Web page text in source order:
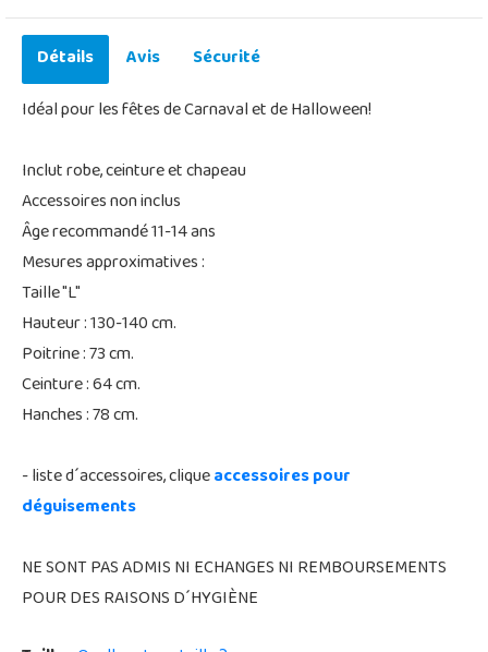
Détails Avis
Sécurité
Idéal pour les fêtes de Carnaval et de Halloween!
Inclut robe, ceinture et chapeau
Accessoires non inclus
Âge recommandé 11-14 ans
Mesures approximatives :
Taille "L"
Hauteur : 130-140 cm.
Poitrine : 73 cm.
Ceinture : 64 cm.
Hanches : 78 cm.
- liste d´accessoires, cliqueaccessoires pour
déguisements
NE SONT PAS ADMIS NI ECHANGES NI REMBOURSEMENTS
POUR DES RAISONS D´HYGIÈNE